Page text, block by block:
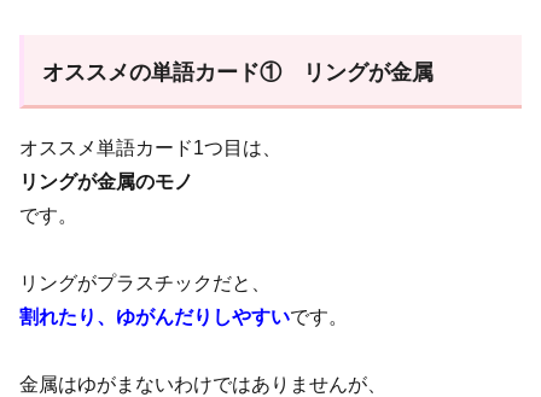
オススメの単語カード① リングが金属
オススメ単語カード1つ目は、
リングが金属のモノ
です。
リングがプラスチックだと、
割れたり、ゆがんだりしやすいです。
金属はゆがまないわけではありませんが、